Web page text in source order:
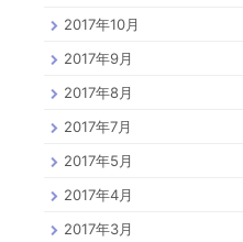
2017年10月
2017年9月
2017年8月
2017年7月
2017年5月
2017年4月
2017年3月